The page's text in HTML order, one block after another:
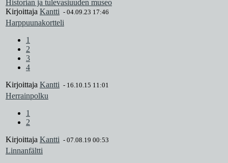
Historian ja tulevasiuuden museo
Kirjoittaja Kantti - 04.09.23 17:46
Harppuunakortteli
1
2
3
4
Kirjoittaja Kantti - 16.10.15 11:01
Herrainpolku
1
2
Kirjoittaja Kantti - 07.08.19 00:53
Linnanfältti